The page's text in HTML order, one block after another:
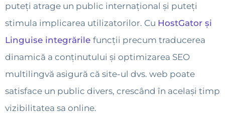
puteți atrage un public internațional și puteți
stimula implicarea utilizatorilor. Cu HostGator și
Linguise integrările funcții precum traducerea
dinamică a conținutului și optimizarea SEO
multilingvă asigură că site-ul dvs. web poate
satisface un public divers, crescând în același timp
vizibilitatea sa online.